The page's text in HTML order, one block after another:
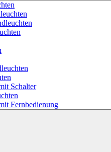
Schalter
Fernbedienung